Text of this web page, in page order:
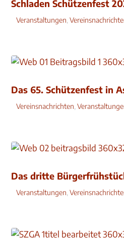
Schladen Schützenfest
Veranstaltungen,
Das 65. Schützenfest in
Vereinsnachrichten,
Das dritte
Veranstaltungen,